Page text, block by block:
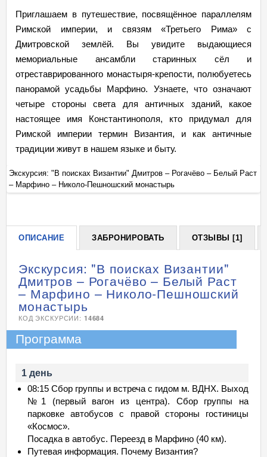
Приглашаем в путешествие, посвящённое параллелям
Римской империи, и связям «Третьего Рима» с
Дмитровской землёй. Вы увидите выдающиеся
мемориальные ансамбли старинных сёл и
отреставрированного монастыря-крепости, полюбуетесь
панорамой усадьбы Марфино. Узнаете, что означают
четыре стороны света для античных зданий, какое
настоящее имя Константинополя, кто придумал для
Римской империи термин Византия, и как античные
традиции живут в нашем языке и быту.
+
Экскурсия: "В поисках Византии" Дмитров – Рогачёво – Белый Раст
– Марфино – Николо-Пешношский монастырь
ОПИСАНИЕ ЗАБРОНИРОВАТЬ ОТЗЫВЫ [1]
Экскурсия: "В поисках Византии"
Дмитров – Рогачёво – Белый Раст
– Марфино – Николо-Пешношский
монастырь
КОД ЭКСКУРСИИ: 14684
Программа
1 день
08:15 Сбор группы и встреча с гидом м. ВДНХ. Выход
№1 (первый вагон из центра). Сбор группы на
парковке автобусов с правой стороны гостиницы
«Космос».
Посадка в автобус. Переезд в Марфино (40 км).
Путевая информация. Почему Византия?